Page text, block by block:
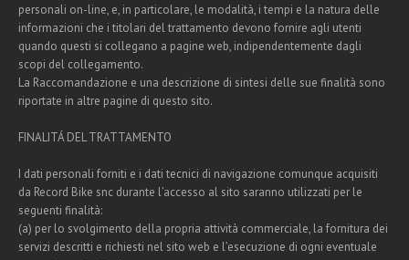
personali on-line, e, in particolare, le modalità, i tempi e la natura delle
informazioni che i titolari del trattamento devono fornire agli utenti
quando questi si collegano a pagine web, indipendentemente dagli
scopi del collegamento.
La Raccomandazione e una descrizione di sintesi delle sue finalità sono
riportate in altre pagine di questo sito.
FINALITÁ DEL TRATTAMENTO
I dati personali forniti e i dati tecnici di navigazione comunque acquisiti
da Record Bike snc durante l’accesso al sito saranno utilizzati per le
seguenti finalità:
(a) per lo svolgimento della propria attività commerciale, la fornitura dei
servizi descritti e richiesti nel sito web e l’esecuzione di ogni eventuale